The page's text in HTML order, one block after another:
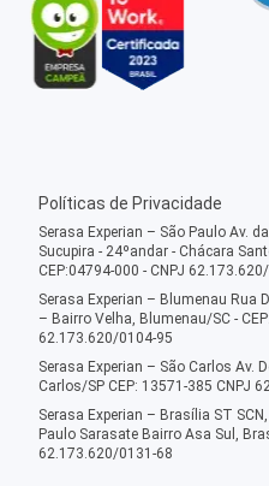
Políticas de Privacidade
Serasa Experian – São Paulo Av.
Sucupira - 24ºandar - Chácara
CEP:04794-000 - CNPJ
Serasa Experian – Blumenau Rua
– Bairro Velha, Blumenau/SC -
62.173.620/0104-95
Serasa Experian – São Carlos Av.
Carlos/SP CEP: 13571-385 CNPJ
Serasa Experian – Brasília ST
Paulo Sarasate Bairro Asa Sul,
62.173.620/0131-68